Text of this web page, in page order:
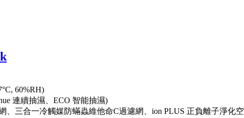
60%RH)
連續抽濕、ECO 智能抽濕)
、三合一冷觸媒防蟎蟲維他命C過濾網、ion PLUS 正負離子淨化